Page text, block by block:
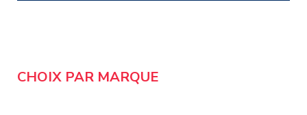
CHOIX PAR MARQUE